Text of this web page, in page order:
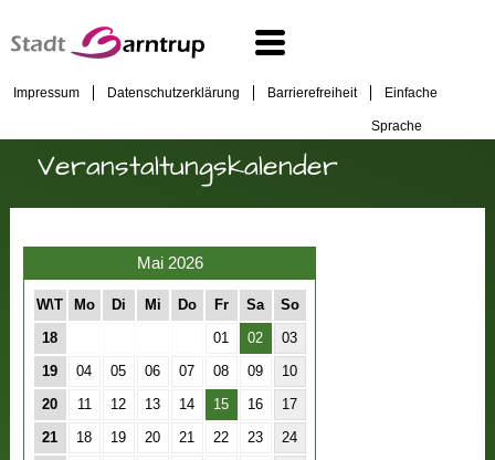
Impressum Datenschutzerklärung Barrierefreiheit Einfache
Sprache
Veranstaltungskalender
Mai 2026
W\T Mo Di Mi Do Fr Sa So
18 01 02 03
19 04 05 06 07 08 09 10
20 11 12 13 14 15 16 17
21 18 19 20 21 22 23 24